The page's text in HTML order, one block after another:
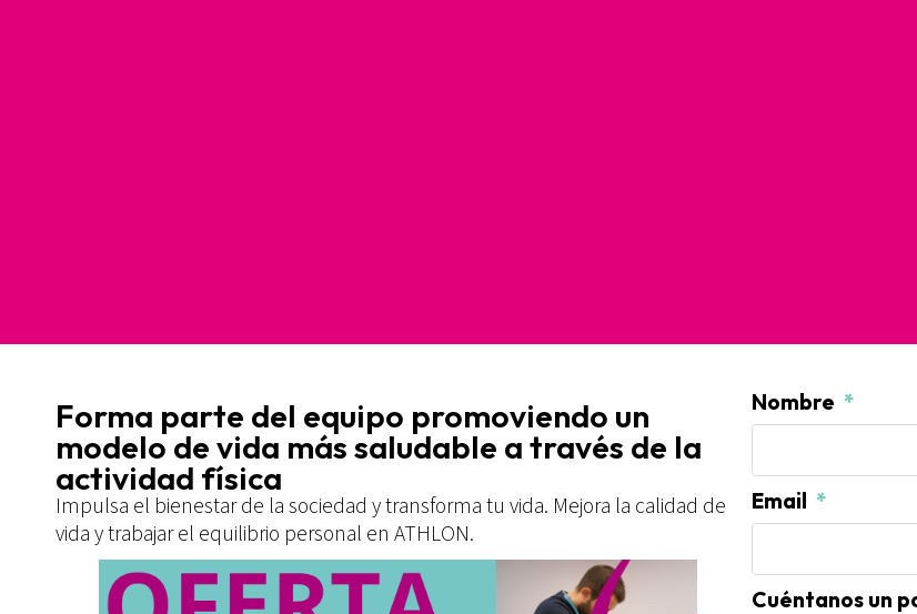
Forma parte del equipo promoviendo un
modelo de vida más saludable a través de la
actividad física​
Impulsa el bienestar de la sociedad y transforma tu vida. Mejora la calidad de
vida y trabajar el equilibrio personal en ATHLON.
Nombre
Email
Cuéntanos un